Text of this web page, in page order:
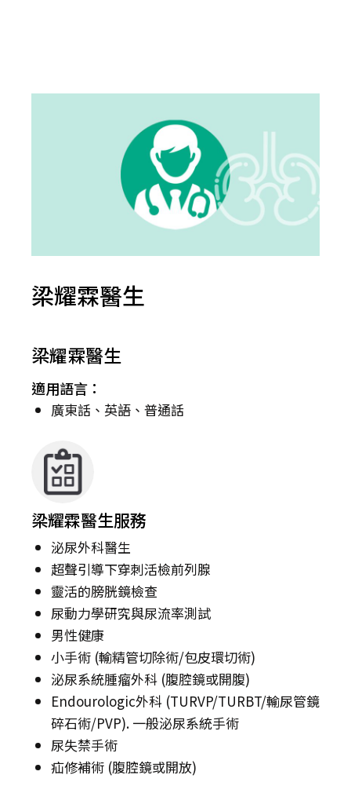
梁耀霖醫生
梁耀霖醫生
適用語言：
廣東話、英語、普通話
梁耀霖醫生服務
泌尿外科醫生
超聲引導下穿刺活檢前列腺
靈活的膀胱鏡檢查
尿動力學研究與尿流率測試
男性健康
小手術 (輸精管切除術/包皮環切術)
泌尿系統腫瘤外科 (腹腔鏡或開腹)
Endourologic外科 (TURVP/TURBT/輸尿管鏡
碎石術/PVP). 一般泌尿系統手術
尿失禁手術
疝修補術 (腹腔鏡或開放)